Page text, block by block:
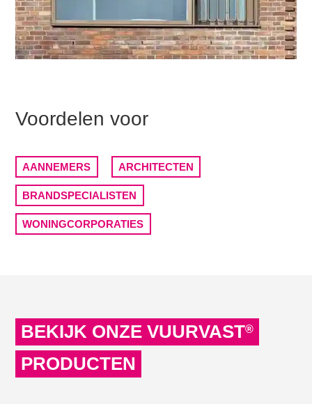
Voordelen voor
AANNEMERS ARCHITECTEN
BRANDSPECIALISTEN
WONINGCORPORATIES
BEKIJK ONZE VUURVAST®
PRODUCTEN